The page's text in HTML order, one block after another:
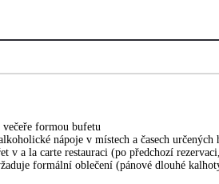
večeře formou bufetu
nápoje v místech a časech určených
v a la carte restauraci (po předchozí
formální oblečení (pánové dlouhé